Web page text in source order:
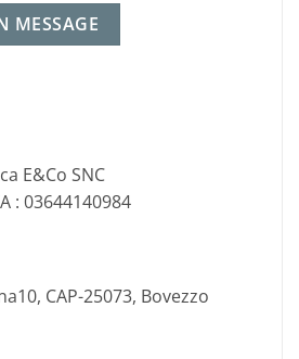
E&Co SNC
: 03644140984
CAP-25073, Bovezzo